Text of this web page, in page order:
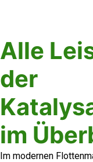
Alle
der
im
Im modernen